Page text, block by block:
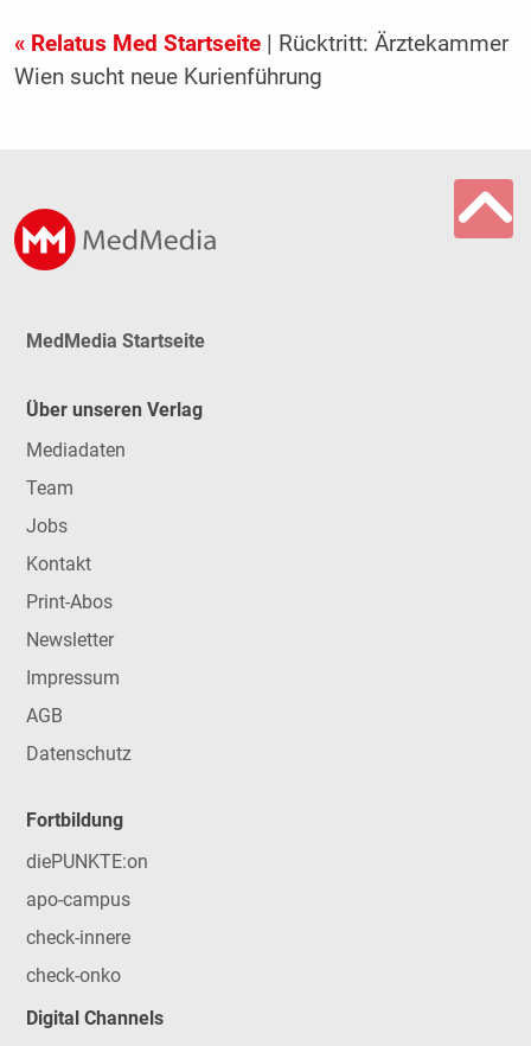
« Relatus Med Startseite| Rücktritt: Ärztekammer
Wien sucht neue Kurienführung
MedMedia Startseite
Über unseren Verlag
Mediadaten
Team
Jobs
Kontakt
Print-Abos
Newsletter
Impressum
AGB
Datenschutz
Fortbildung
diePUNKTE:on
apo-campus
check-innere
check-onko
Digital Channels